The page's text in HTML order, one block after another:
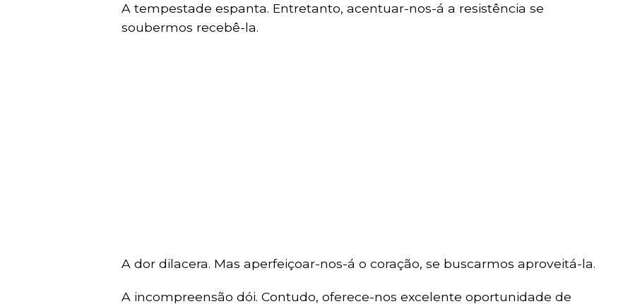
A tempestade espanta. Entretanto, acentuar-nos-á a resistência se
soubermos recebê-la.
A dor dilacera. Mas aperfeiçoar-nos-á o coração, se buscarmos aproveitá-la.
A incompreensão dói. Contudo, oferece-nos excelente oportunidade de